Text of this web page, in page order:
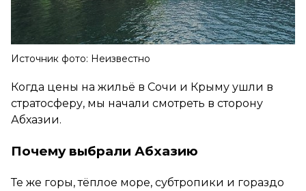
Источник фото: Неизвестно
Когда цены на жильё в Сочи и Крыму ушли в
стратосферу, мы начали смотреть в сторону
Абхазии.
Почему выбрали Абхазию
Те же горы, тёплое море, субтропики и гораздо